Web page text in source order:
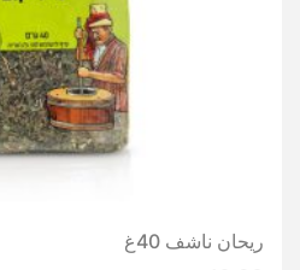
ريحان ناشف 40غ